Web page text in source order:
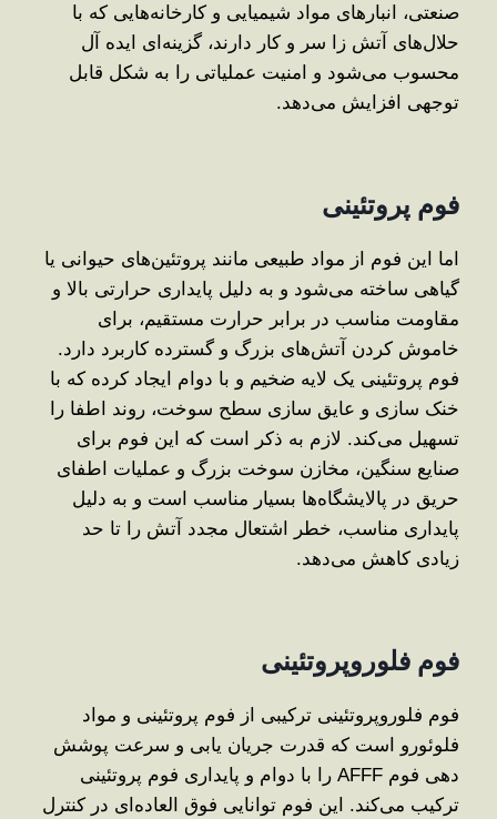
صنعتی، انبارهای مواد شیمیایی و کارخانه‌هایی که با
حلال‌های آتش ‌زا سر و کار دارند، گزینه‌ای ایده ‌آل
محسوب می‌شود و امنیت عملیاتی را به شکل قابل
توجهی افزایش می‌دهد.
فوم پروتئینی
اما این فوم از مواد طبیعی مانند پروتئین‌های حیوانی یا
گیاهی ساخته می‌شود و به دلیل پایداری حرارتی بالا و
مقاومت مناسب در برابر حرارت مستقیم، برای
خاموش ‌کردن آتش‌های بزرگ و گسترده کاربرد دارد.
فوم پروتئینی یک لایه ضخیم و با دوام ایجاد کرده که با
خنک ‌سازی و عایق‌ سازی سطح سوخت، روند اطفا را
تسهیل می‌کند. لازم به ذکر است که این فوم برای
صنایع سنگین، مخازن سوخت بزرگ و عملیات اطفای
حریق در پالایشگاه‌ها بسیار مناسب است و به دلیل
پایداری مناسب، خطر اشتعال مجدد آتش را تا حد
زیادی کاهش می‌دهد.
فوم فلوروپروتئینی
فوم فلوروپروتئینی ترکیبی از فوم پروتئینی و مواد
فلوئورو است که قدرت جریان ‌یابی و سرعت پوشش
‌دهی فوم AFFF را با دوام و پایداری فوم پروتئینی
ترکیب می‌کند. این فوم توانایی فوق ‌العاده‌ای در کنترل